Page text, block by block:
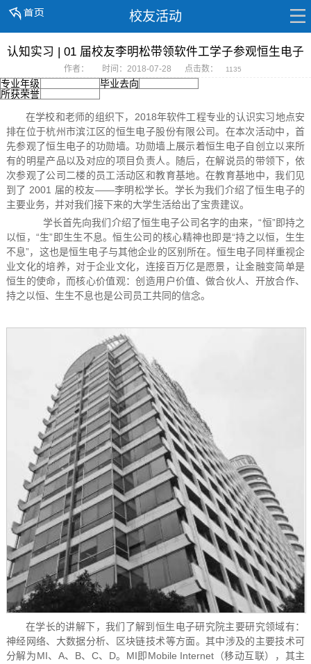
校友活动
认知实习 | 01 届校友李明松带领软件工学子参观恒生电子
作者： 时间：2018-07-28 点击数： 1135
专业年级
毕业去向
所获荣誉
在学校和老师的组织下，2018年软件工程专业的认识实习地点安
排在位于杭州市滨江区的恒生电子股份有限公司。在本次活动中，首
先参观了恒生电子的功勋墙。功勋墙上展示着恒生电子自创立以来所
有的明星产品以及对应的项目负责人。随后，在解说员的带领下，依
次参观了公司二楼的员工活动区和教育基地。在教育基地中，我们见
到了 2001 届的校友——李明松学长。学长为我们介绍了恒生电子的
主要业务，并对我们接下来的大学生活给出了宝贵建议。
学长首先向我们介绍了恒生电子公司名字的由来，“恒”即持之
以恒，“生”即生生不息。恒生公司的核心精神也即是“持之以恒，生生
不息”，这也是恒生电子与其他企业的区别所在。恒生电子同样重视企
业文化的培养，对于企业文化，连接百万亿是愿景，让金融变简单是
恒生的使命，而核心价值观：创造用户价值、做合伙人、开放合作、
持之以恒、生生不息也是公司员工共同的信念。
在学长的讲解下，我们了解到恒生电子研究院主要研究领域有：
神经网络、大数据分析、区块链技术等方面。其中涉及的主要技术可
分解为MI、A、B、C、D。MI即Mobile Internet（移动互联），其主